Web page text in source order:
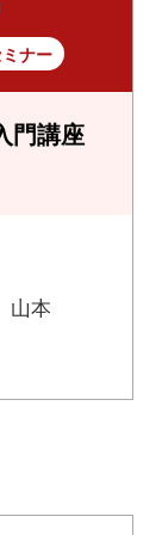
ナー
門講座
山本